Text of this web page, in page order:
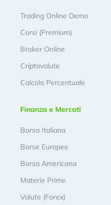
Trading Online Demo
Corsi (Premium)
Broker Online
Criptovalute
Calcolo Percentuale
Finanza e Mercati
Borsa Italiana
Borse Europee
Borsa Americana
Materie Prime
Valute (Forex)